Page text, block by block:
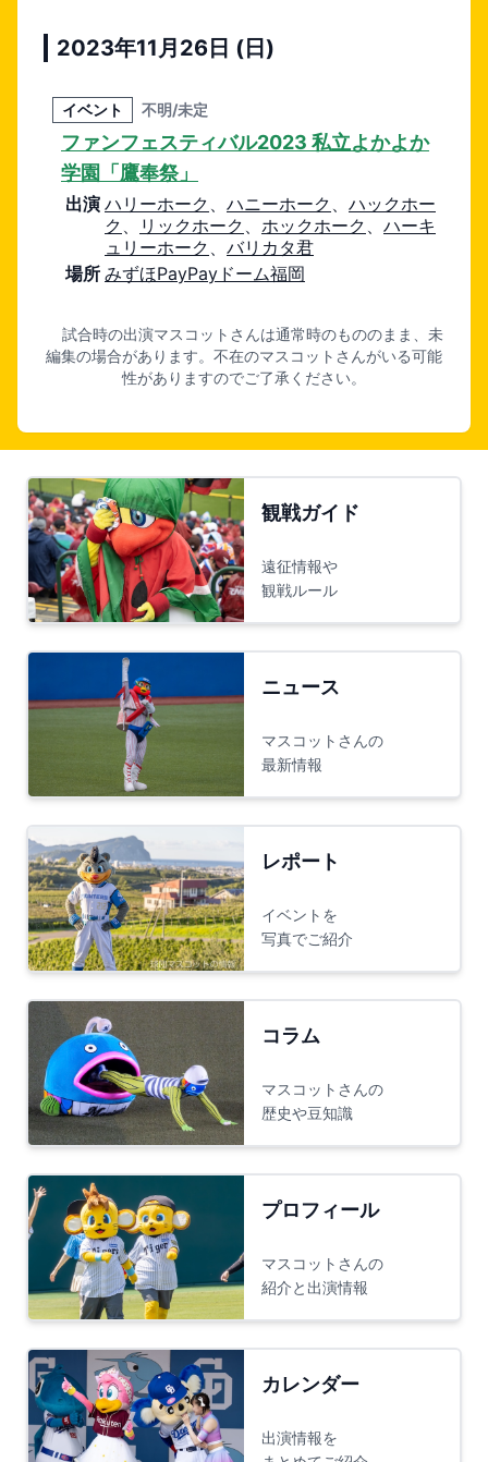
2023年11月26日 (日)
イベント 不明/未定
ファンフェスティバル2023 私立よかよか
学園「鷹奉祭」
出演 ハリーホーク ハニーホーク
ハックホー
ク
リックホーク ホックホーク
ハーキ
ュリーホーク
バリカタ君
場所 みずほPayPayドーム福岡
試合時の出演マスコットさんは通常時のもののまま、未
編集の場合があります。不在のマスコットさんがいる可能
性がありますのでご了承ください。
観戦ガイド
遠征情報や
観戦ルール
ニュース
マスコットさんの
最新情報
レポート
イベントを
写真でご紹介
コラム
マスコットさんの
歴史や豆知識
プロフィール
マスコットさんの
紹介と出演情報
カレンダー
出演情報を